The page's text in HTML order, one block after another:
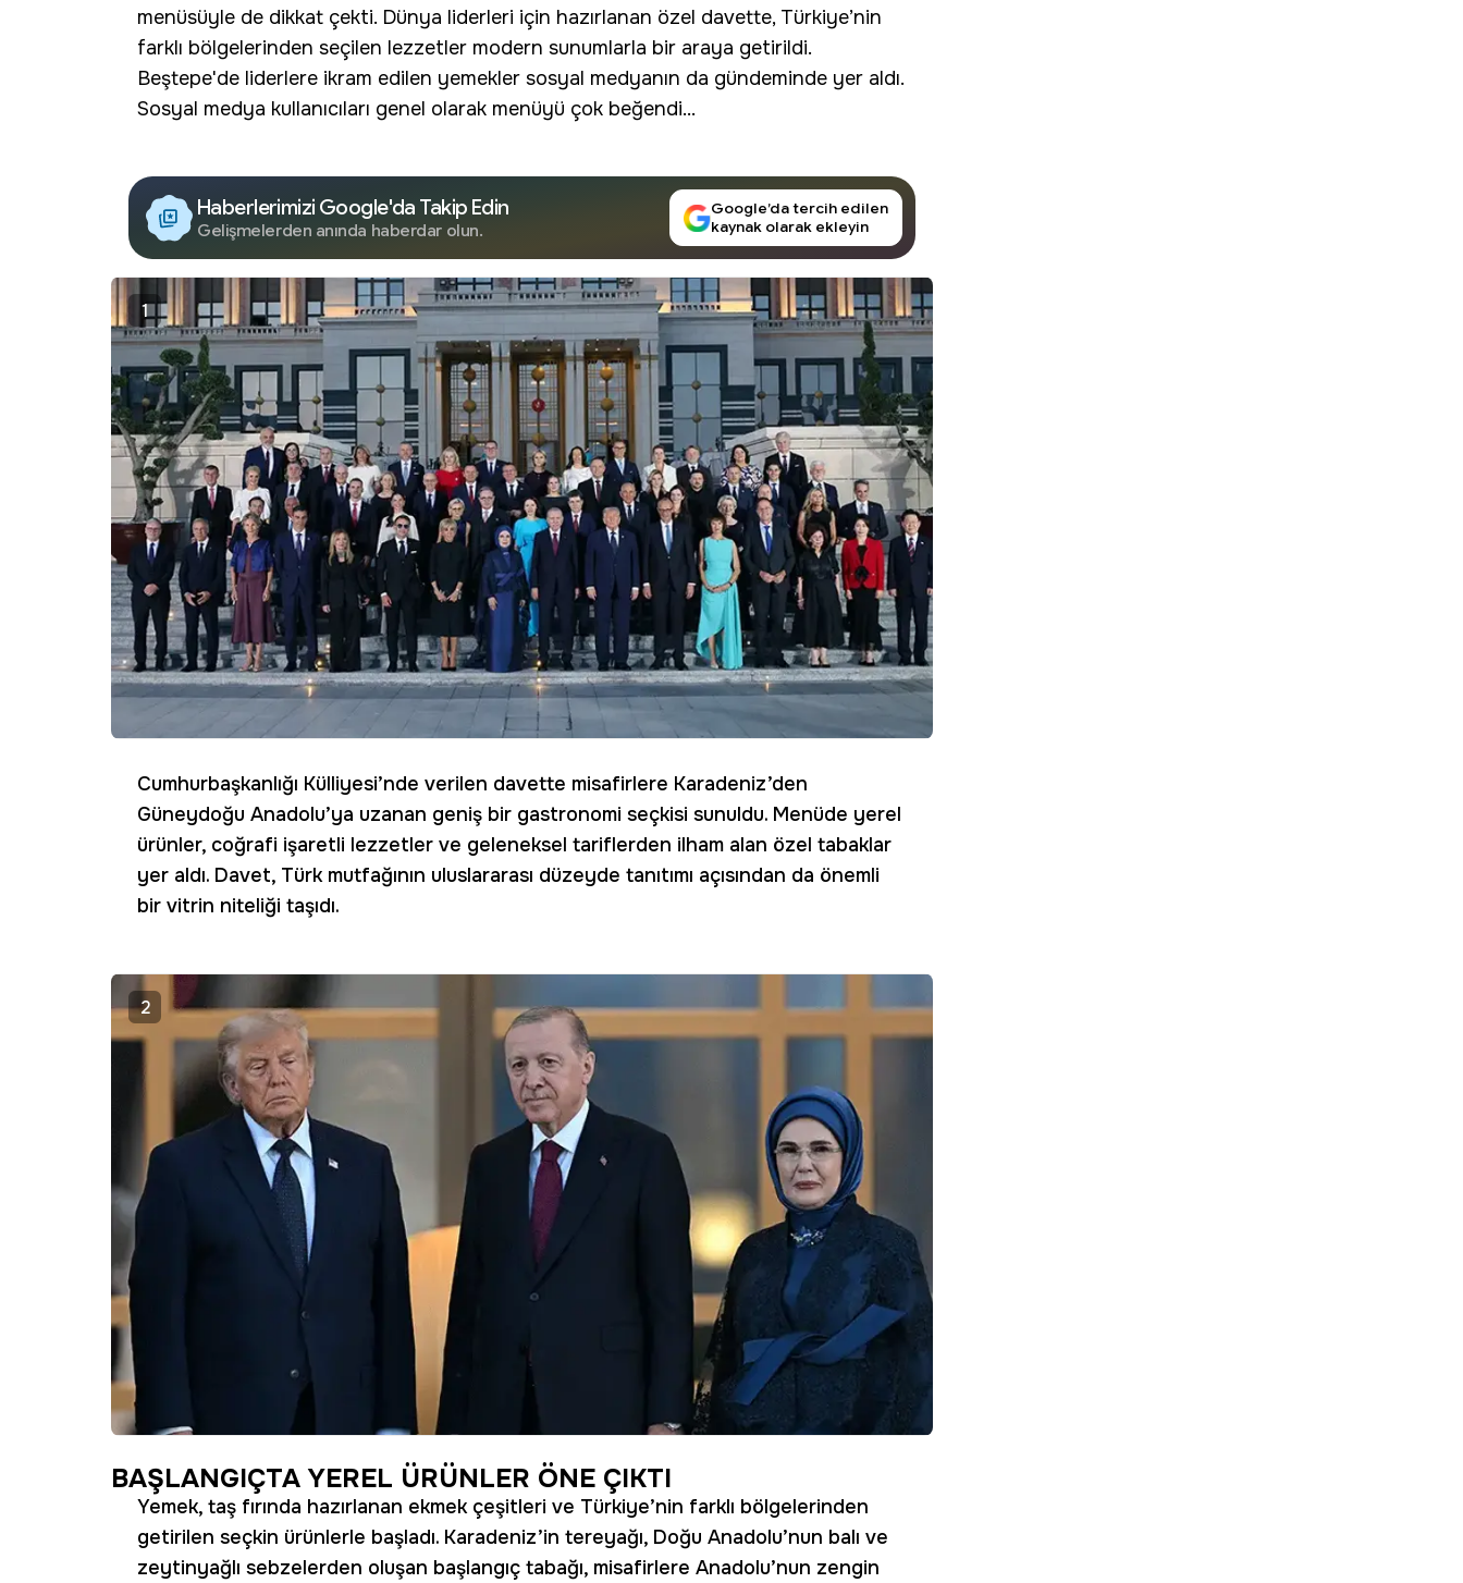
menüsüyle de dikkat çekti. Dünya liderleri için hazırlanan özel davette, Türkiye’nin
farklı bölgelerinden seçilen lezzetler modern sunumlarla bir araya getirildi.
Beştepe'de liderlere ikram edilen yemekler sosyal medyanın da gündeminde yer aldı.
Sosyal medya kullanıcıları genel olarak menüyü çok beğendi...
Haberlerimizi Google'da Takip Edin
Gelişmelerden anında haberdar olun.
Google’da tercih edilen
kaynak olarak ekleyin
1
Cumhurbaşkanlığı Külliyesi’nde verilen davette misafirlere Karadeniz’den
Güneydoğu Anadolu’ya uzanan geniş bir gastronomi seçkisi sunuldu. Menüde yerel
ürünler, coğrafi işaretli lezzetler ve geleneksel tariflerden ilham alan özel tabaklar
yer aldı. Davet, Türk mutfağının uluslararası düzeyde tanıtımı açısından da önemli
bir vitrin niteliği taşıdı.
2
BAŞLANGIÇTA YEREL ÜRÜNLER ÖNE ÇIKTI
Yemek, taş fırında hazırlanan ekmek çeşitleri ve Türkiye’nin farklı bölgelerinden
getirilen seçkin ürünlerle başladı. Karadeniz’in tereyağı, Doğu Anadolu’nun balı ve
zeytinyağlı sebzelerden oluşan başlangıç tabağı, misafirlere Anadolu’nun zengin